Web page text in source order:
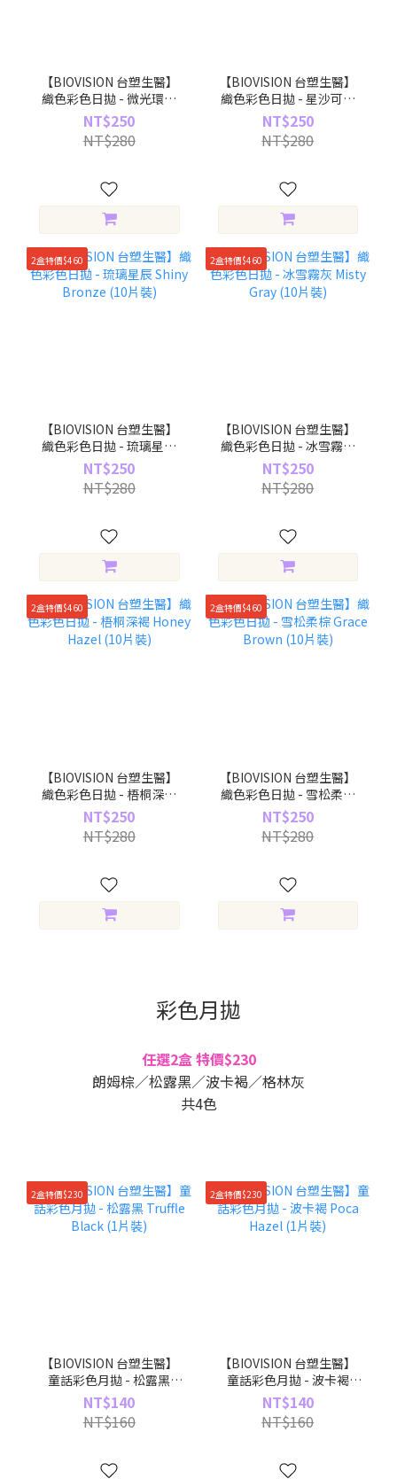
【BIOVISION 台塑生醫】
織色彩色日拋 - 微光環棕
Circle Brown (10片裝)
NT$250
NT$280
【BIOVISION 台塑生醫】
織色彩色日拋 - 星沙可可
Date Brown (10片裝)
NT$250
NT$280
2盒特價$460
【BIOVISION 台塑生醫】
織色彩色日拋 - 琉璃星辰
Shiny Bronze (10片裝)
NT$250
NT$280
2盒特價$460
【BIOVISION 台塑生醫】
織色彩色日拋 - 冰雪霧灰
Misty Gray (10片裝)
NT$250
NT$280
2盒特價$460
【BIOVISION 台塑生醫】
織色彩色日拋 - 梧桐深褐
Honey Hazel (10片裝)
NT$250
NT$280
2盒特價$460
【BIOVISION 台塑生醫】
織色彩色日拋 - 雪松柔棕
Grace Brown (10片裝)
NT$250
NT$280
彩色月拋
任選2盒 特價$230
朗姆棕／松露黑／波卡褐／格林灰
共4色
2盒特價$230
【BIOVISION 台塑生醫】
童話彩色月拋 - 松露黑
Truffle Black (1片裝)
NT$140
NT$160
2盒特價$230
【BIOVISION 台塑生醫】
童話彩色月拋 - 波卡褐
Poca Hazel (1片裝)
NT$140
NT$160